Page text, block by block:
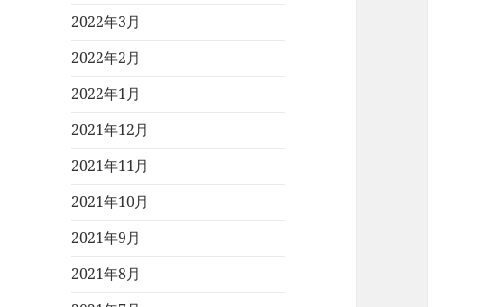
2022年3月
2022年2月
2022年1月
2021年12月
2021年11月
2021年10月
2021年9月
2021年8月